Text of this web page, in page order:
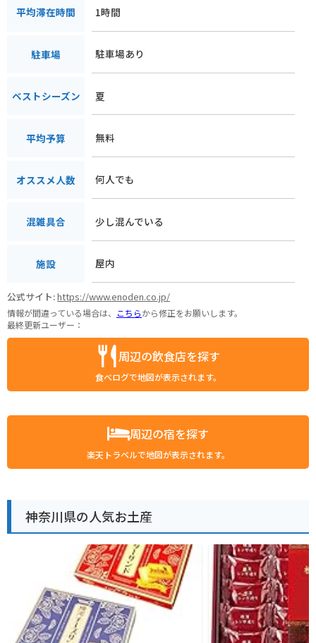
平均滞在時間 1時間
駐車場 駐車場あり
ベストシーズン 夏
平均予算 無料
オススメ人数 何人でも
混雑具合 少し混んでいる
施設 屋内
公式サイト:https://www.enoden.co.jp/
情報が間違っている場合は、 こちらから修正をお願いします。
最終更新ユーザー：
周辺の飲食店を探す
食べログで地図が表示されます。
周辺の宿を探す
楽天トラベルで地図が表示されます。
神奈川県の人気お土産